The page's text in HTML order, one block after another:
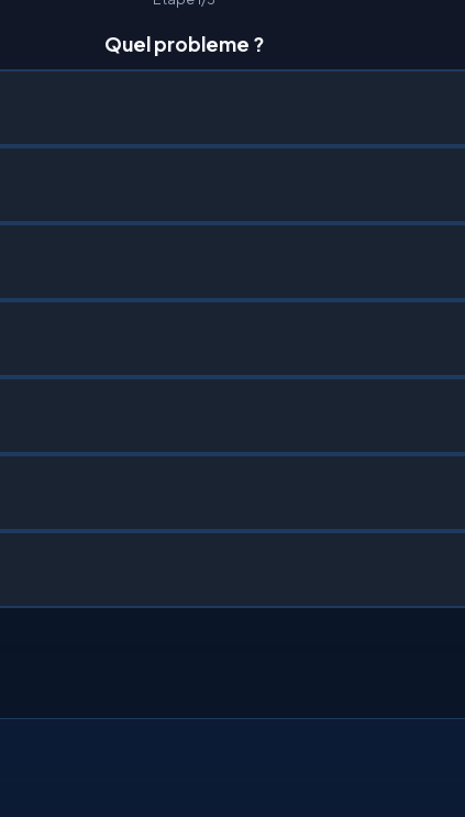
Quel probleme ?